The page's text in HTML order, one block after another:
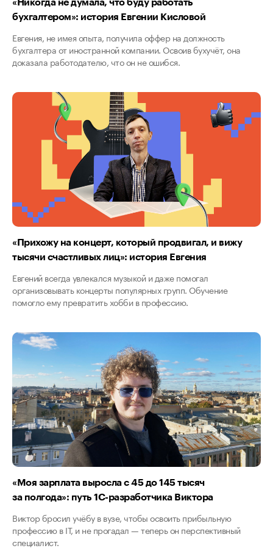
бухгалтером»: история Евгении Кисловой
Евгения, не имея опыта, получила оффер на должность
бухгалтера от иностранной компании. Освоив бухучёт, она
доказала работодателю, что он не ошибся.
«Прихожу на концерт, который продвигал, и вижу
тысячи счастливых лиц»: история Евгения
Евгений всегда увлекался музыкой и даже помогал
организовывать концерты популярных групп. Обучение
помогло ему превратить хобби в профессию.
«Моя зарплата выросла с 45 до 145 тысяч
за полгода»: путь 1С-разработчика Виктора
Виктор бросил учёбу в вузе, чтобы освоить прибыльную
профессию в IT, и не прогадал — теперь он перспективный
специалист.